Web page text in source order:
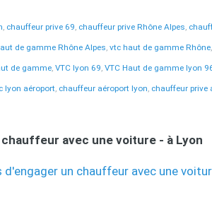
, chauffeur prive 69, chauffeur prive Rhône Alpes,
de gamme Rhône Alpes, vtc haut de gamme Rhône,
de gamme, VTC lyon 69, VTC Haut de gamme lyon
lyon aéroport, chauffeur aéroport lyon, chauffeur prive
avec une voiture - à Lyon
d'engager un chauffeur avec une